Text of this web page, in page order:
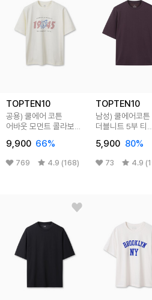
TOPTEN10
공용) 쿨에어 코튼
어바웃 모먼트 콜라보
광복 80th)
9,900 66%
769 4.9 (168)
TOPTEN10
남성) 쿨에어코튼
더블니트 5부 티
5,900 80%
73 4.9